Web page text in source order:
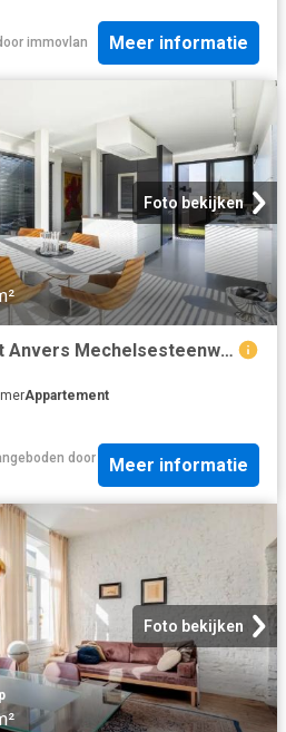
immovlan Meer informatie
Foto bekijken
à vendre Appartement Anvers Mechelsesteenweg
Appartement
door
Meer informatie
Foto bekijken